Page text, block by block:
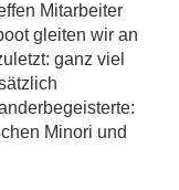
Mitarbeiter
gleiten wir an
ganz viel
Minori und